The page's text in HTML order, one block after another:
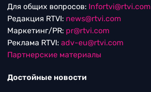
Для общих вопросов: Infortvi@rtvi.com
Редакция RTVI: news@rtvi.com
Маркетинг/PR: pr@rtvi.com
Реклама RTVI: adv-eu@rtvi.com
Партнерские материалы
Достойные новости